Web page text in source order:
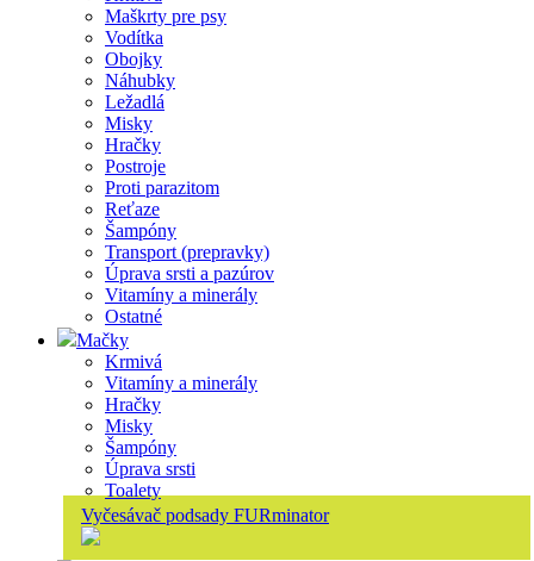
Maškrty pre psy
Vodítka
Obojky
Náhubky
Ležadlá
Misky
Hračky
Postroje
Proti parazitom
Reťaze
Šampóny
Transport (prepravky)
Úprava srsti a pazúrov
Vitamíny a minerály
Ostatné
Mačky
Krmivá
Vitamíny a minerály
Hračky
Misky
Šampóny
Úprava srsti
Toalety
Vyčesávač podsady FURminator